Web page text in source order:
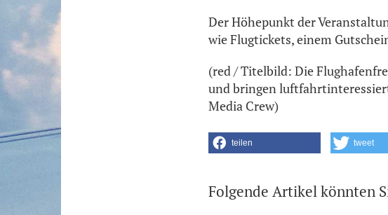
Der Höhepunkt der
wie Flugtickets, einem
(red / Titelbild: Die
und bringen
Media Crew)
teilen tweet
Folgende Artikel könnten